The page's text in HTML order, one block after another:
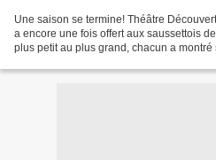
Une saison se termine! Théâtre
a encore une fois offert aux saussettois
plus petit au plus grand, chacun a